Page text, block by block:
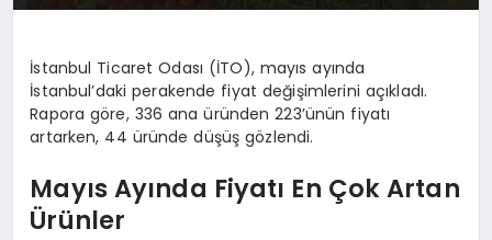
İstanbul Ticaret Odası (İTO), mayıs ayında
İstanbul’daki perakende fiyat değişimlerini açıkladı.
Rapora göre, 336 ana üründen 223’ünün fiyatı
artarken, 44 üründe düşüş gözlendi.
Mayıs Ayında Fiyatı En Çok Artan
Ürünler